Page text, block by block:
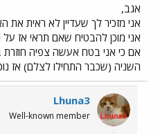
אגב,
אני מזכיר לך שעדיין לא ראית את האביר של
אני מוכן להבטיח שאם תראי אז
אם כי אני בטח אעשה צפיה
השניה (שכבר התחילו לצלם) אז
Lhuna3
Well-known member